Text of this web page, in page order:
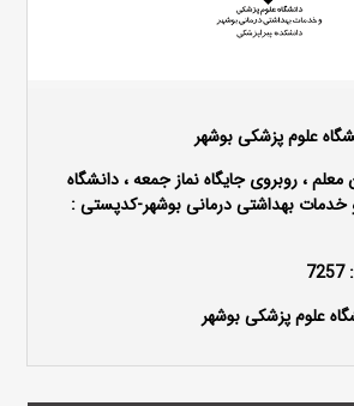
علوم پزشکی بوشهر
، روبروی جایگاه نماز جمعه ، دانشگاه
خدمات بهداشتی درمانی بوشهر-کدپستی :
علوم پزشکی بوشهر